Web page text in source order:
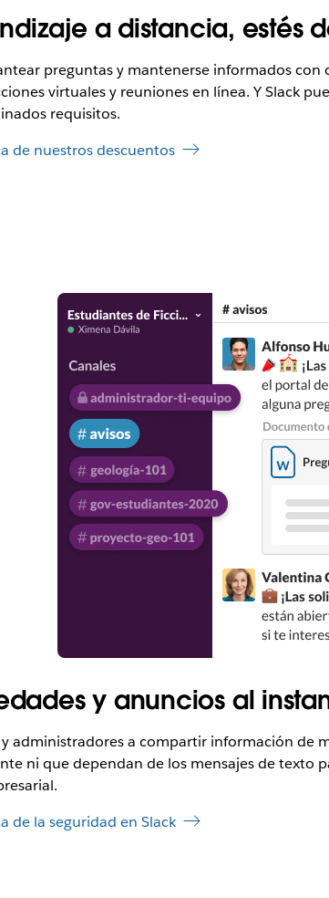
a distancia, estés
preguntas y mantenerse informados
virtuales y reuniones en línea. Y Slack
requisitos.
de nuestros descuentos
y anuncios al
administradores a compartir información de
ni que dependan de los mensajes de texto
de la seguridad en Slack